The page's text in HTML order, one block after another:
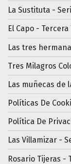
La Sustituta -
El Capo -
Las tres
Tres Milagros
Las muñecas de
Políticas De
Política De
Las Villamizar -
Rosario Tijeras -